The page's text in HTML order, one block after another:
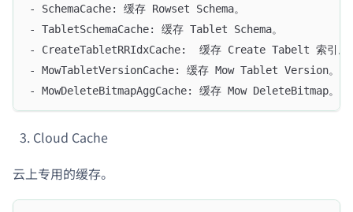
- SchemaCache: 缓存 Rowset Schema。
- TabletSchemaCache: 缓存 Tablet Schema。
- CreateTabletRRIdxCache:  缓存 Create Tabelt 索引。
- MowTabletVersionCache: 缓存 Mow Tablet Version。
- MowDeleteBitmapAggCache: 缓存 Mow DeleteBitmap。
Cloud Cache
云上专用的缓存。